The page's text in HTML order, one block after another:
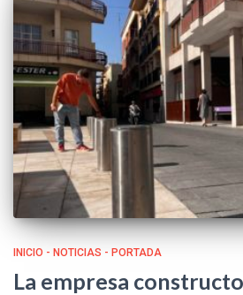
INICIO - NOTICIAS - PORTADA
La empresa